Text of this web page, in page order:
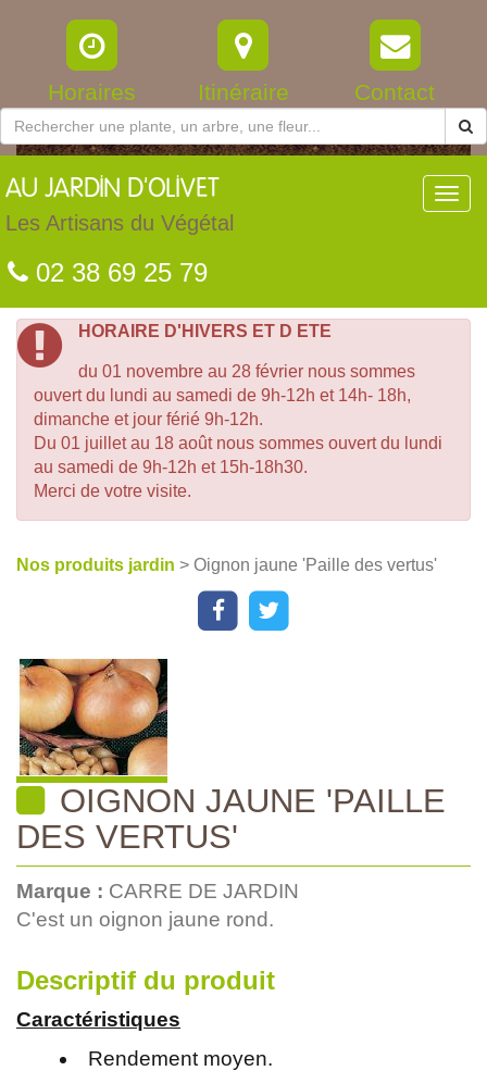
Horaires Itinéraire Contact
AU JARDIN D'OLIVET
Les Artisans du Végétal
02 38 69 25 79
HORAIRE D'HIVERS ET D ETE
du 01 novembre au 28 février nous sommes
ouvert du lundi au samedi de 9h-12h et 14h- 18h,
dimanche et jour férié 9h-12h.
Du 01 juillet au 18 août nous sommes ouvert du lundi
au samedi de 9h-12h et 15h-18h30.
Merci de votre visite.
Nos produits jardin > Oignon jaune 'Paille des vertus'
OIGNON JAUNE 'PAILLE
DES VERTUS'
Marque : CARRE DE JARDIN
C'est un oignon jaune rond.
Descriptif du produit
Caractéristiques
Rendement moyen.